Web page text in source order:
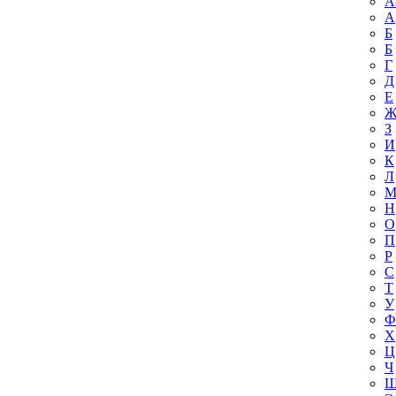
А
Б
Б
Г
Д
Е
Ж
З
И
К
Л
М
Н
О
П
Р
С
Т
У
Ф
Х
Ц
Ч